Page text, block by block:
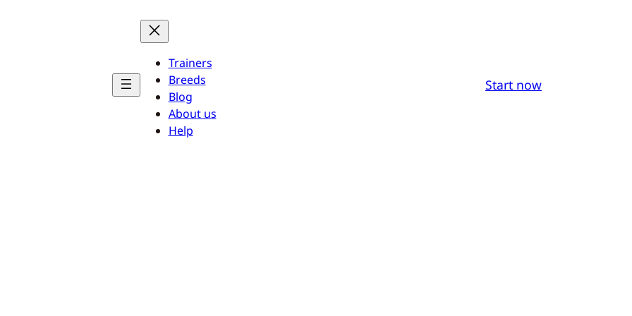
Trainers
Breeds
Blog
About us
Help
Start now